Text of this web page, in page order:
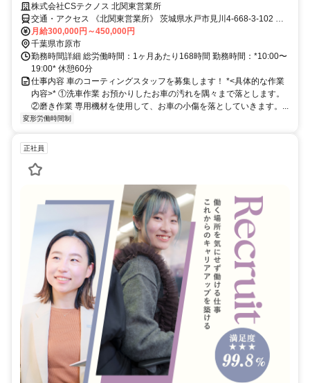
株式会社CSテクノス 北関東営業所
交通・アクセス 《北関東営業所》 茨城県水戸市見川4-668-3-102 ※
茨城交通路線バス『大内田』停車場 徒歩2分
月給300,000円～450,000円
千葉県市原市
勤務時間詳細 総労働時間：1ヶ月あたり168時間 勤務時間：*10:00〜
19:00* 休憩60分
仕事内容 車のコーティングスタッフを募集します！ *<具体的な作業
内容>* ①洗車作業 お預かりしたお車の汚れを隅々まで落とします。
②磨き作業 専用機材を使用して、お車の小傷を落としていきます。...
変形労働時間制
正社員